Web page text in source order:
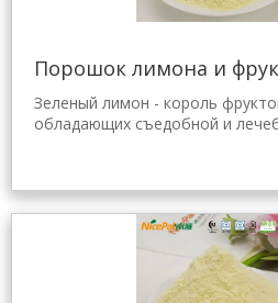
Зеленый лимон - король
обладающих съедобной и
Хайнань, полученного с
распылительной сушки и
которая хорошо сохраняет
питательность и аромат
Мгновенно растворяется,